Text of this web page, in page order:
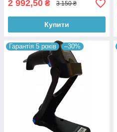
2 992,50 ₴ 3 150 ₴
Купити
Гарантія 5 років –30%